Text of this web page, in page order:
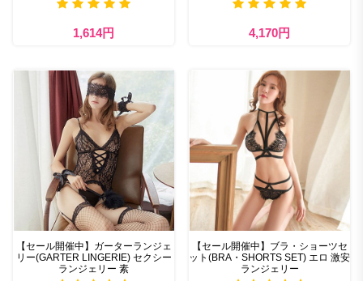
1,614円 4,170円
【セール開催中】ガーターランジェ
リー(GARTER LINGERIE) セクシー
ランジェリー 素
【セール開催中】ブラ・ショーツセ
ット(BRA・SHORTS SET) エロ 激安
ランジェリー